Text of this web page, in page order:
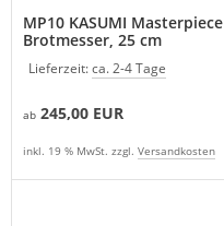
MP10 KASUMI Masterpiece
Brotmesser, 25 cm
Lieferzeit:ca. 2-4 Tage
ab 245,00 EUR
inkl. 19 % MwSt. zzgl. Versandkosten